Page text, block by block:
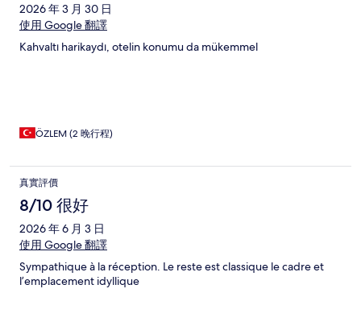
2026 年 3 月 30 日
使用 Google 翻譯
Kahvaltı harikaydı, otelin konumu da mükemmel
ÖZLEM (2 晚行程)
真實評價
8/10 很好
2026 年 6 月 3 日
使用 Google 翻譯
Sympathique à la réception. Le reste est classique le cadre et
l’emplacement idyllique